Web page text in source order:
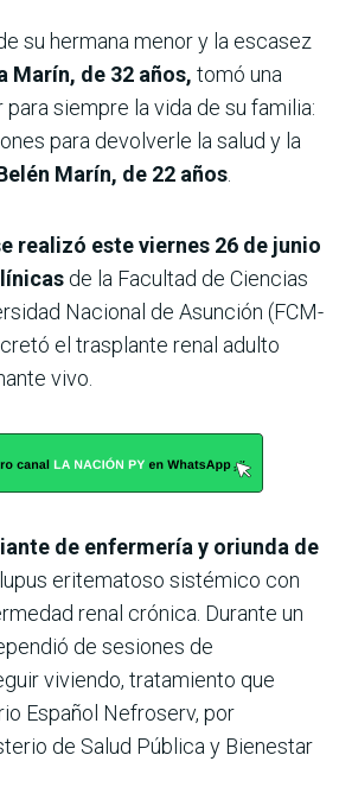
su hermana menor y la escasez
Marín, de 32 años, tomó una
siempre la vida de su familia:
para devolverle la salud y la
Marín, de 22 años
realizó este viernes 26 de junio
de la Facultad de Ciencias
Nacional de Asunción (FCM-
el trasplante renal adulto
vivo.
de enfermería y oriunda de
eritematoso sistémico con
renal crónica. Durante un
de sesiones de
viviendo, tratamiento que
Español Nefroserv, por
de Salud Pública y Bienestar